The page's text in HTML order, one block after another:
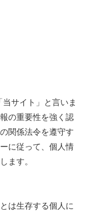
当サイト」と言いま
の重要性を強く認
関係法令を遵守す
に従って、個人情
ます。
は生存する個人に